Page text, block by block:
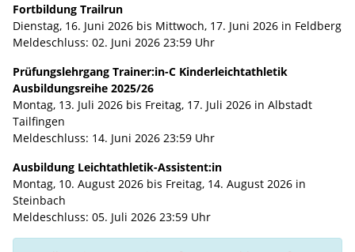
Fortbildung Trailrun
Dienstag, 16. Juni 2026 bis Mittwoch, 17. Juni 2026 in Feldberg
Meldeschluss: 02. Juni 2026 23:59 Uhr
Prüfungslehrgang Trainer:in-C Kinderleichtathletik
Ausbildungsreihe 2025/26
Montag, 13. Juli 2026 bis Freitag, 17. Juli 2026 in Albstadt
Tailfingen
Meldeschluss: 14. Juni 2026 23:59 Uhr
Ausbildung Leichtathletik-Assistent:in
Montag, 10. August 2026 bis Freitag, 14. August 2026 in
Steinbach
Meldeschluss: 05. Juli 2026 23:59 Uhr